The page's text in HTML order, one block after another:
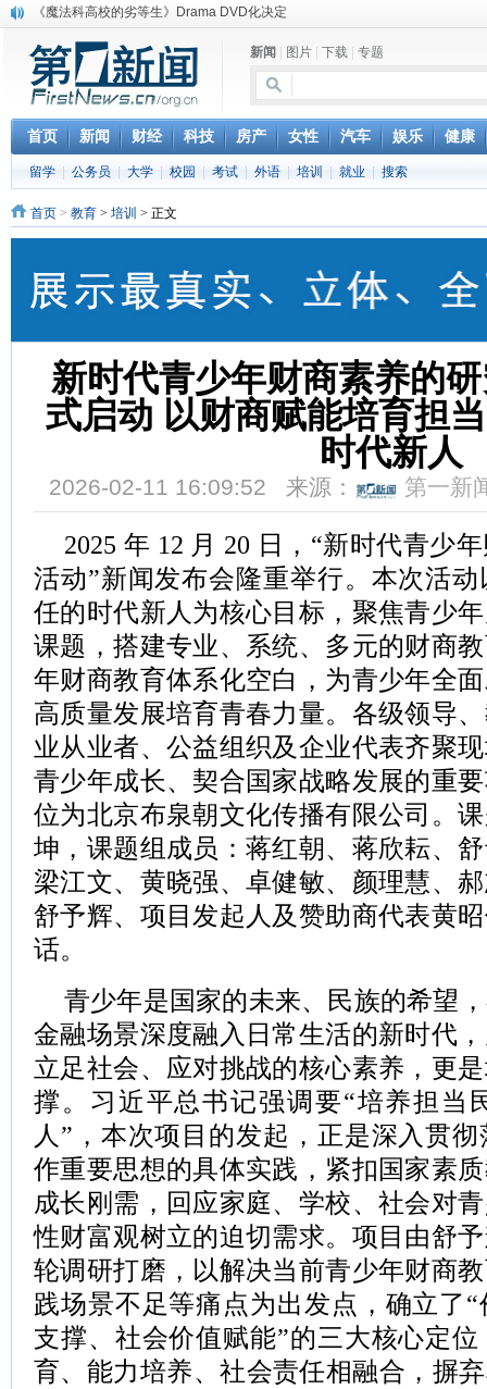
电信运营商“血战”校园
保健品也能吃出一身病? 康宝莱员工自揭多项家丑
煤价"跳水"电企利润"蹦高" 电煤联动亟待完善
苹果公司自建太阳能电厂为数据中心供电
吃饭、睡觉、黑人人？
网络电商和传统出版商的角逐：亚马逊停止接受Hachette所有图书订单
英国小猫因长得像希特勒遭袭 被扔垃圾左眼致盲
《中二病也想谈恋爱》女主角特报预告公开
《魔法科高校的劣等生》Drama DVD化决定
新闻 图片 下载 专题
首页 新闻 财经 科技 房产 女性 汽车 娱乐 健康
留学 公务员 大学 校园 考试 外语 培训 就业 搜索
首页 > 教育 > 培训 > 正文
新时代青少年财商素养的
式启动 以财商赋能培育担
时代新人
2026-02-11 16:09:52 来源： 第一新
2025 年 12 月 20 日，“新时代青少
活动”新闻发布会隆重举行。本次活
任的时代新人为核心目标，聚焦青少
课题，搭建专业、系统、多元的财商
年财商教育体系化空白，为青少年全
高质量发展培育青春力量。各级领导
业从业者、公益组织及企业代表齐聚
青少年成长、契合国家战略发展的重
位为北京布泉朝文化传播有限公司。
坤，课题组成员：蒋红朝、蒋欣耘、
梁江文、黄晓强、卓健敏、颜理慧、
舒予辉、项目发起人及赞助商代表黄
话。
青少年是国家的未来、民族的希望
金融场景深度融入日常生活的新时代
立足社会、应对挑战的核心素养，更
撑。习近平总书记强调要“培养担当
人”，本次项目的发起，正是深入贯
作重要思想的具体实践，紧扣国家素
成长刚需，回应家庭、学校、社会对
性财富观树立的迫切需求。项目由舒
轮调研打磨，以解决当前青少年财商
践场景不足等痛点为出发点，确立了
支撑、社会价值赋能”的三大核心定
育、能力培养、社会责任相融合，摒